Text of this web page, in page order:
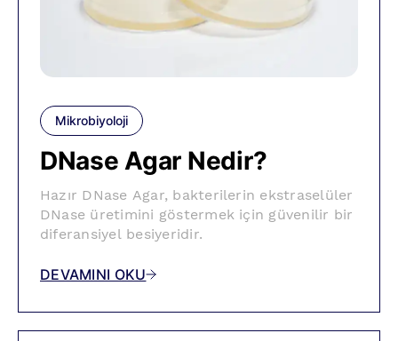
Mikrobiyoloji
DNase Agar Nedir?
Hazır DNase Agar, bakterilerin ekstraselüler
DNase üretimini göstermek için güvenilir bir
diferansiyel besiyeridir.
DEVAMINI OKU